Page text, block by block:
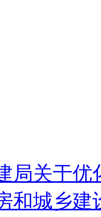
局关于优
和城乡建